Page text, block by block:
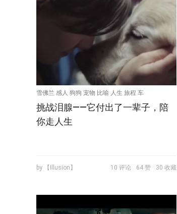
雪佛兰 感人 狗狗 宠物 比喻 人生 旅程 车
挑战泪腺——它付出了一辈子，陪
你走人生
by 【Illusion】 10 评论 64 赞 30 收藏